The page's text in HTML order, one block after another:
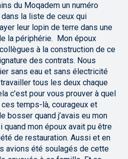
du Moqadem un numéro
la liste de ceux qui
leur lopin de terre dans une
la périphérie. Mon époux
à la construction de ce
des contrats. Nous
sans eau et sans électricité
tous les deux chaque
c’est pour vous prouver à quel
temps-là, courageux et
bosser quand j’avais eu mon
mon époux avait pu être
de restauration. Aussi et en
avions été soulagés de cette